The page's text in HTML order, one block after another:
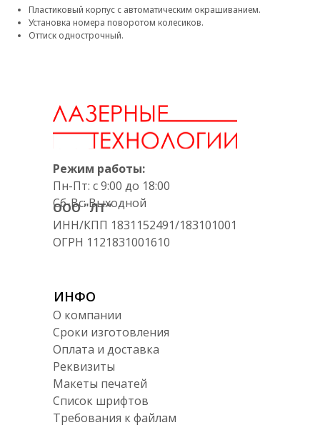
Пластиковый корпус с автоматическим окрашиванием.
Установка номера поворотом колесиков.
Оттиск однострочный.
ИНФО
Режим работы:
Пн-Пт: с 9:00 до 18:00
Сб-Вс: Выходной
О компании
Сроки изготовления
Оплата и доставка
Реквизиты
Макеты печатей
Список шрифтов
Требования к файлам
ООО "ЛТ"
ИНН/КПП 1831152491/183101001
ОГРН 1121831001610